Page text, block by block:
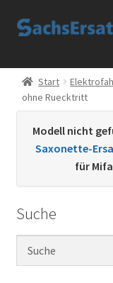
Zur
Zum
Start
AGB
Kontakt
Sachs Ersatzteile
Start
ohne Ruecktritt
Modell nicht
Saxonette-
für
Suche